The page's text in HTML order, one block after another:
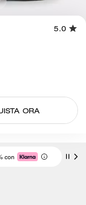
5.0
ORA
con